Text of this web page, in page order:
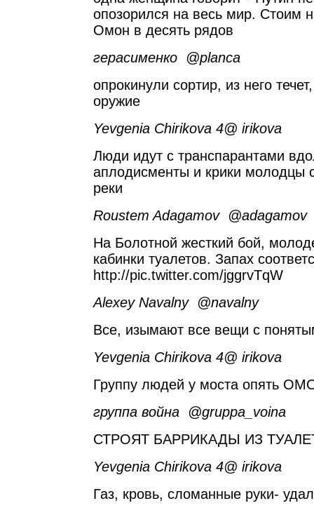
опозорился на весь мир. Стоим
Омон в десять рядов
герасименко ‏ @planca
опрокинули сортир, из него
оружие
Yevgenia Chirikova ‏ @4irikova
Люди идут с транспарантами
аплодисменты и крики молодцы
реки
Roustem Adagamov ‏ @adagamov
На Болотной жесткий бой,
кабинки туалетов. Запах
http://pic.twitter.com/jggrvTqW
Alexey Navalny ‏ @navalny
Все, изымают все вещи с
Yevgenia Chirikova ‏ @4irikova
Группу людей у моста опять
группа война ‏ @gruppa_voina
СТРОЯТ БАРРИКАДЫ ИЗ
Yevgenia Chirikova ‏ @4irikova
Газ, кровь, сломанные руки-